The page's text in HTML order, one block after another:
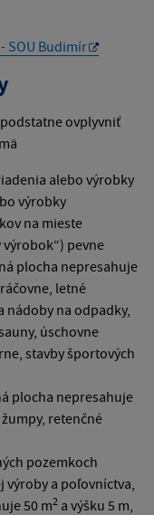
SOU Budimír
ovplyvniť
alebo výrobky
výrobky
na mieste
pevne
plocha nepresahuje
letné
nádoby na odpadky,
úschovne
stavby športových
plocha nepresahuje
retenčné
pozemkoch
výroby a poľovníctva,
50 m2 a výšku 5 m,